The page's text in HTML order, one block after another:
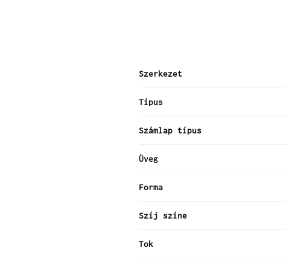
Szerkezet
Típus
Számlap típus
Üveg
Forma
Szíj színe
Tok